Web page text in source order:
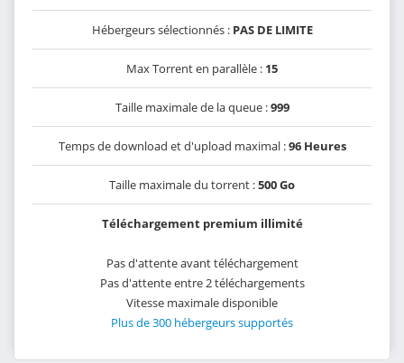
Hébergeurs sélectionnés : PAS DE LIMITE
Max Torrent en parallèle : 15
Taille maximale de la queue :999
Temps de download et d'upload maximal :96 Heures
Taille maximale du torrent :500 Go
Téléchargement premium illimité
Pas d'attente avant téléchargement
Pas d'attente entre 2 téléchargements
Vitesse maximale disponible
Plus de 300 hébergeurs supportés